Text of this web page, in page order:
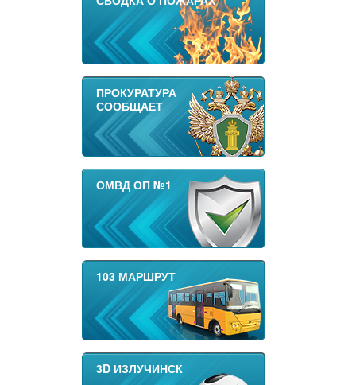
ПРОКУРАТУРА
СООБЩАЕТ
ОМВД ОП №1
103 МАРШРУТ
3D ИЗЛУЧИНСК